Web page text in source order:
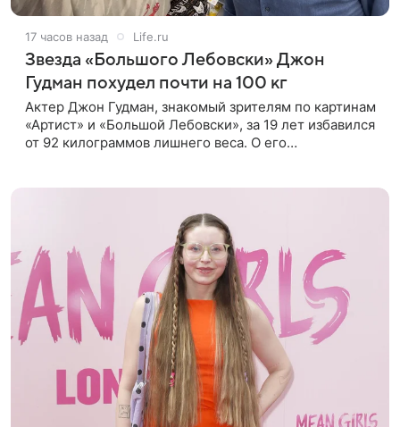
17 часов назад Life.ru
Звезда «Большого Лебовски» Джон
Гудман похудел почти на 100 кг
Актер Джон Гудман, знакомый зрителям по картинам
«Артист» и «Большой Лебовски», за 19 лет избавился
от 92 килограммов лишнего веса. О его